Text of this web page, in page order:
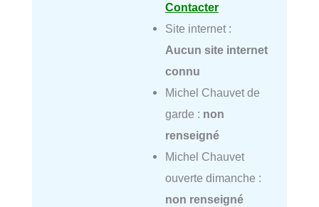
Contacter
Site internet :
Aucun site internet
connu
Michel Chauvet de
garde : non
renseigné
Michel Chauvet
ouverte dimanche :
non renseigné